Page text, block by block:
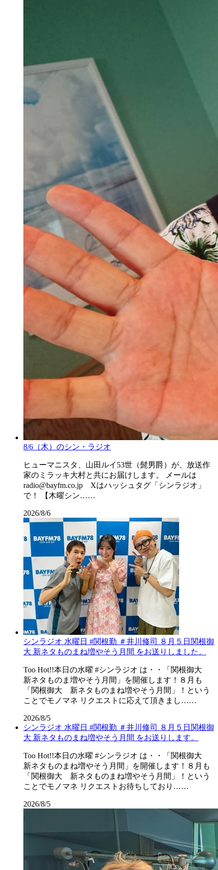
8/6（木）のシン・ラジオ
ヒューマニスタ、山田ルイ53世（髭男爵）が、放送作
家のミラッキ大村と共にお届けします。 メールは
radio@bayfm.co.jp Xはハッシュタグ「シンラジオ」
で！ 【木曜シン……
2026/8/6
シンラジオ 水曜日 #関根勤 ＃井川修司 ８月５日関根御
大 新ネタものまね増やそう月間 をお送りしました。
Too Hot!!本日の水曜 #シンラジオ は・・「関根御大
新ネタものま増やそう月間」を開催します！８月も
「関根御大 新ネタものまね増やそう月間」！という
ことでモノマネ リクエストに応えて頂きまし……
2026/8/5
シンラジオ 水曜日 #関根勤 ＃井川修司 ８月５日関根御
大 新ネタものまね増やそう月間 をお送りします。
Too Hot!!本日の水曜 #シンラジオ は・・「関根御大
新ネタものまね増やそう月間」を開催します！８月も
「関根御大 新ネタものまね増やそう月間」！という
ことでモノマネ リクエストお待ちしており……
2026/8/5